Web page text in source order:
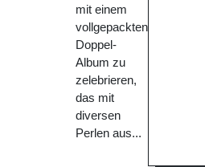
mit einem
vollgepackten
Doppel-
Album zu
zelebrieren,
das mit
diversen
Perlen aus...